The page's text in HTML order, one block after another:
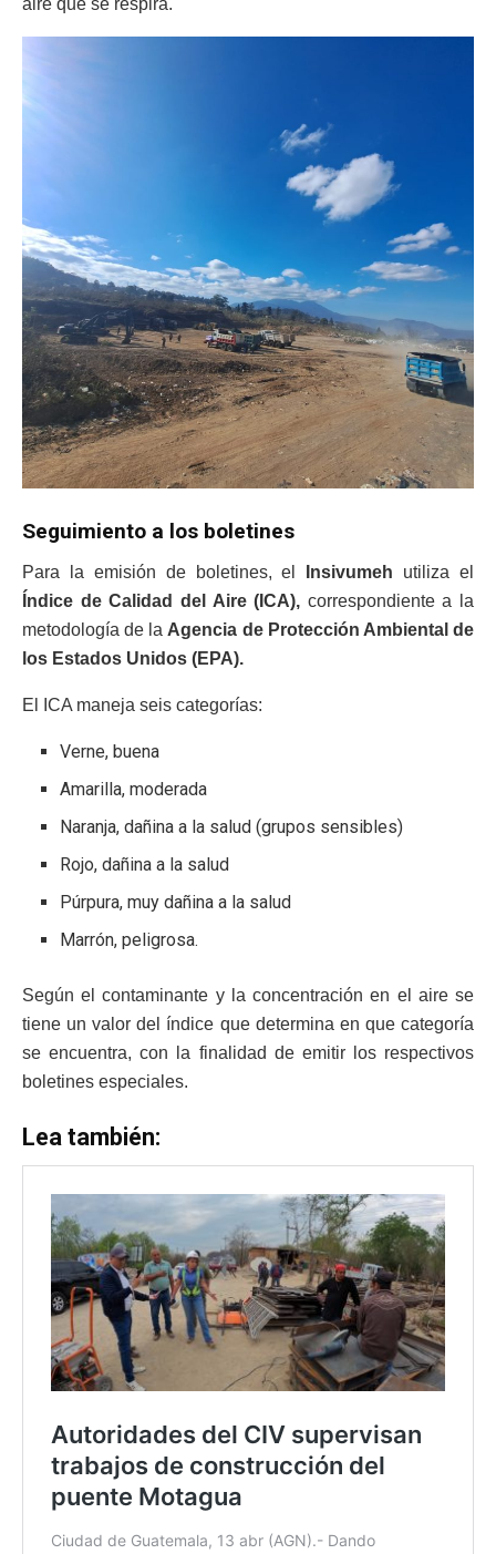
aire que se respira.
Seguimiento a los boletines
Para la emisión de boletines, el Insivumeh utiliza el
Índice de Calidad del Aire (ICA), correspondiente a la
metodología de la Agencia de Protección Ambiental de
los Estados Unidos (EPA).
El ICA maneja seis categorías:
Verne, buena
Amarilla, moderada
Naranja, dañina a la salud (grupos sensibles)
Rojo, dañina a la salud
Púrpura, muy dañina a la salud
Marrón, peligrosa.
Según el contaminante y la concentración en el aire se
tiene un valor del índice que determina en que categoría
se encuentra, con la finalidad de emitir los respectivos
boletines especiales.
Lea también: